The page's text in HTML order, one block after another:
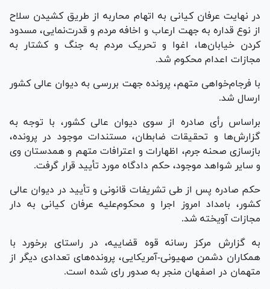
در نهایت عرفان کیانی به اتهام محاربه از طریق کشیدن سلاح
از نوع قداره به جهت ارعاب و اخافه مردم و قدرت‌نمایی، مسدود
کردن خیابان‌ها، اغوا و تحریک مردم به جنگ و کشتار به
مجازات اعدام محکوم شد.
با فرجام‌خواهی متهم، پرونده جهت بررسی به دیوان عالی کشور
ارسال شد.
براساس رأی صادره از سوی دیوان عالی کشور، با توجه به
گزارش‌ها و تحقیقات ضابطان، مستندات موجود در پرونده،
بازسازی صحنه جرم، اظهارات و اعترافات متهم و همدستان وی
و سایر شواهد موجود، حکم دادگاه مورد تأیید قرار گرفت.
حکم صادره پس از طی تشریفات قانونی و تأیید در دیوان عالی
کشور، بامداد امروز اجرا و محکوم‌علیه عرفان کیانی به دار
مجازات آویخته شد.
به گزارش مرکز رسانه قوه قضاییه، در راستای برخورد با
همکاران دشمن صهیونی-آمریکایی، پرونده‌های تعدادی دیگر از
متهمان در اصفهان منجر به صدور رای شده است.